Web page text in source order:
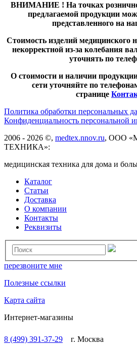
ВНИМАНИЕ ! На точках
предлагаемой продукции
представленного на
Стоимость изделий медицинского
некорректной из-за колебания
уточнять по
О стоимости и наличии
сети уточняйте по
странице
Политика обработки персональных
Конфиденциальность персональной
2006 - 2026 ©, medtex.nnov.ru, ООО
ТЕХНИКА»:
медицинская техника для дома и
Каталог
Статьи
Доставка
О компании
Контакты
Реквизиты
перезвоните мне
Полезные ссылки
Карта сайта
Интернет-магазины
8 (499) 391-37-29 г. Москва